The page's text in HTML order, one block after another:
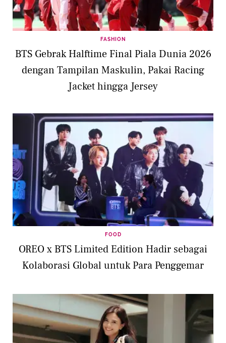
FASHION
BTS Gebrak Halftime Final Piala Dunia 2026
dengan Tampilan Maskulin, Pakai Racing
Jacket hingga Jersey
FOOD
OREO x BTS Limited Edition Hadir sebagai
Kolaborasi Global untuk Para Penggemar